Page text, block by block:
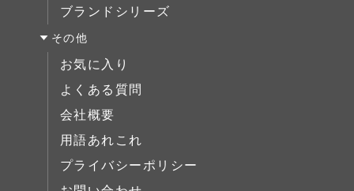
ミラー/スモールアイテム
サイドボード
展示中
ブランドシリーズ
その他
お気に入り
よくある質問
会社概要
用語あれこれ
プライバシーポリシー